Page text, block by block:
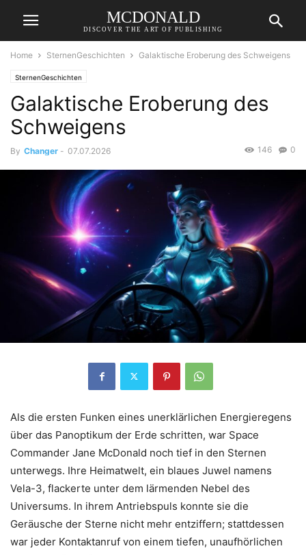
MCDONALD
DISCOVER THE ART OF PUBLISHING
Home SternenGeschichten Galaktische Eroberung des Schweigens
SternenGeschichten
Galaktische Eroberung des
Schweigens
By Changer - 07.07.2026 0
146
Als die ersten Funken eines unerklärlichen Energieregens
über das Panoptikum der Erde schritten, war Space
Commander Jane McDonald noch tief in den Sternen
unterwegs. Ihre Heimatwelt, ein blaues Juwel namens
Vela-3, flackerte unter dem lärmenden Nebel des
Universums. In ihrem Antriebspuls konnte sie die
Geräusche der Sterne nicht mehr entziffern; stattdessen
war jeder Kontaktanruf von einem tiefen, unaufhörlichen